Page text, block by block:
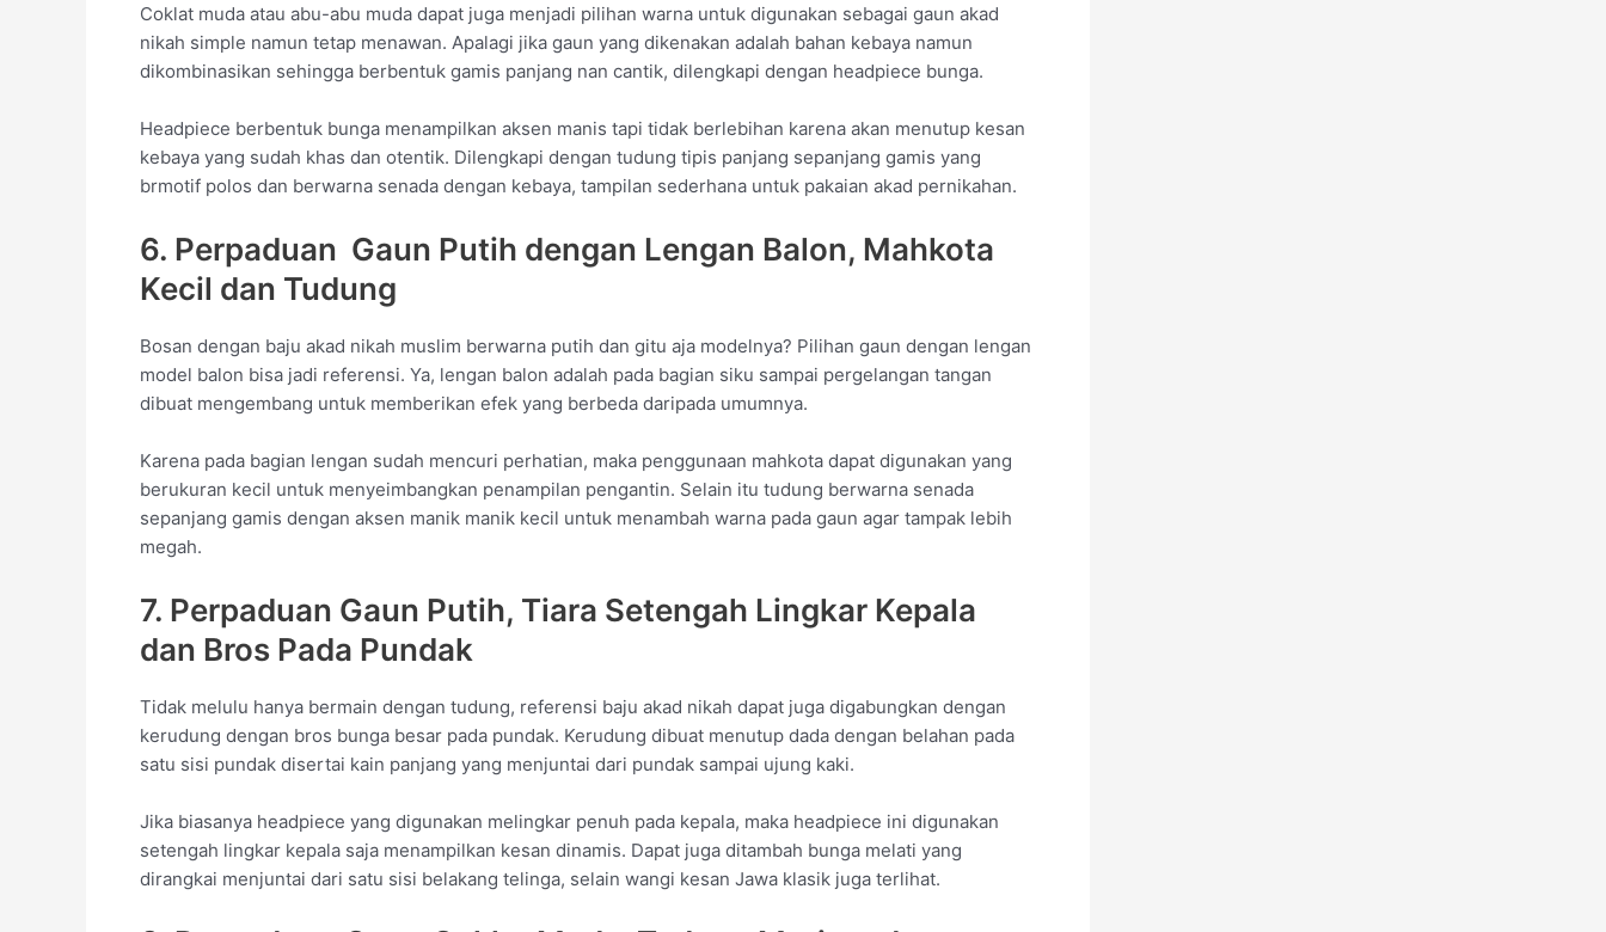
Coklat muda atau abu-abu muda dapat juga menjadi pilihan warna untuk digunakan sebagai gaun akad
nikah simple namun tetap menawan. Apalagi jika gaun yang dikenakan adalah bahan kebaya namun
dikombinasikan sehingga berbentuk gamis panjang nan cantik, dilengkapi dengan headpiece bunga.
Headpiece berbentuk bunga menampilkan aksen manis tapi tidak berlebihan karena akan menutup kesan
kebaya yang sudah khas dan otentik. Dilengkapi dengan tudung tipis panjang sepanjang gamis yang
brmotif polos dan berwarna senada dengan kebaya, tampilan sederhana untuk pakaian akad pernikahan.
6. Perpaduan Gaun Putih dengan Lengan Balon, Mahkota
Kecil dan Tudung
Bosan dengan baju akad nikah muslim berwarna putih dan gitu aja modelnya? Pilihan gaun dengan lengan
model balon bisa jadi referensi. Ya, lengan balon adalah pada bagian siku sampai pergelangan tangan
dibuat mengembang untuk memberikan efek yang berbeda daripada umumnya.
Karena pada bagian lengan sudah mencuri perhatian, maka penggunaan mahkota dapat digunakan yang
berukuran kecil untuk menyeimbangkan penampilan pengantin. Selain itu tudung berwarna senada
sepanjang gamis dengan aksen manik manik kecil untuk menambah warna pada gaun agar tampak lebih
megah.
7. Perpaduan Gaun Putih, Tiara Setengah Lingkar Kepala
dan Bros Pada Pundak
Tidak melulu hanya bermain dengan tudung, referensi baju akad nikah dapat juga digabungkan dengan
kerudung dengan bros bunga besar pada pundak. Kerudung dibuat menutup dada dengan belahan pada
satu sisi pundak disertai kain panjang yang menjuntai dari pundak sampai ujung kaki.
Jika biasanya headpiece yang digunakan melingkar penuh pada kepala, maka headpiece ini digunakan
setengah lingkar kepala saja menampilkan kesan dinamis. Dapat juga ditambah bunga melati yang
dirangkai menjuntai dari satu sisi belakang telinga, selain wangi kesan Jawa klasik juga terlihat.